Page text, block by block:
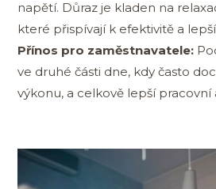
napětí. Důraz je kladen na
které přispívají k efektivitě a
Přínos pro zaměstnavatele:
ve druhé části dne, kdy často
výkonu, a celkově lepší